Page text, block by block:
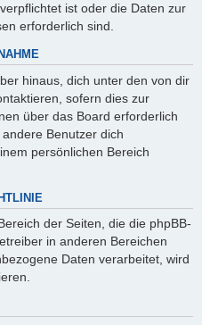
ist oder die Daten zur
erforderlich sind.
hinaus, dich unter den von dir
sofern dies zur
über das Board erforderlich
Benutzer dich
persönlichen Bereich
der Seiten, die die phpBB-
in anderen Bereichen
Daten verarbeitet, wird